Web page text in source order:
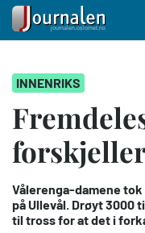
hovedinnhold
INNENRIKS
Vålerenga-damene
på Ullevål. Drøyt 3000
til tross for at det i